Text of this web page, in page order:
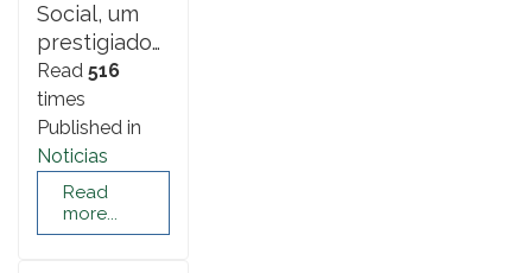
Social, um
prestigiado…
Read 516
times
Published in
Noticias
Read
more...